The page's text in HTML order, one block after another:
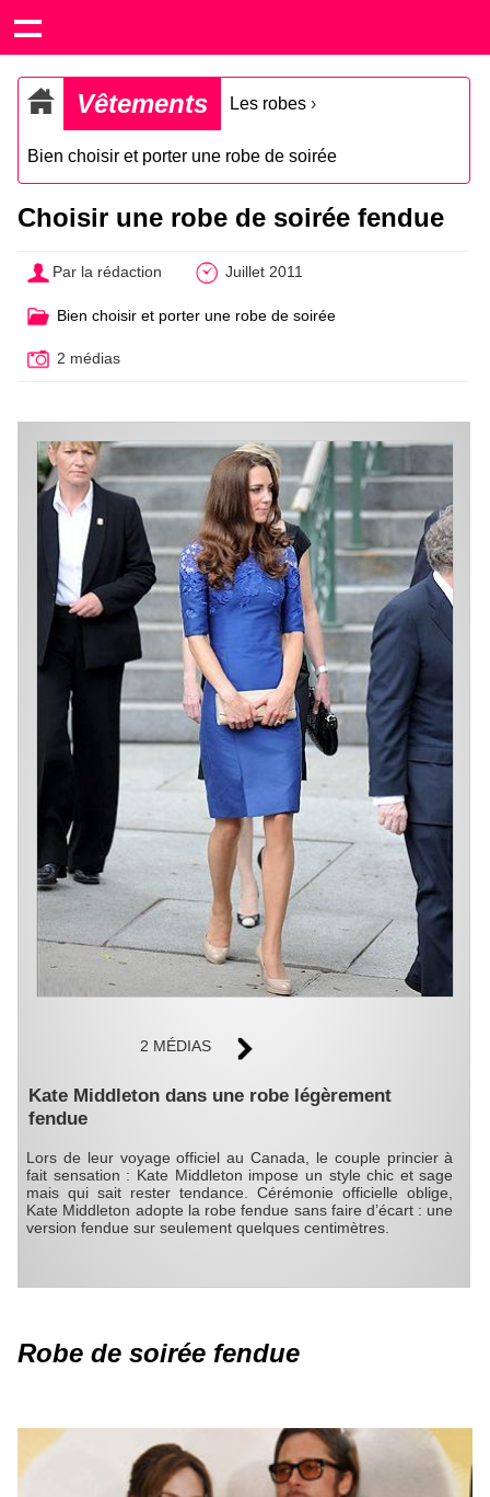
Vêtements Les robes ›
Bien choisir et porter une robe de soirée
Choisir une robe de soirée fendue
Par la rédaction Juillet 2011
Bien choisir et porter une robe de soirée
2 médias
2 MÉDIAS
Kate Middleton dans une robe légèrement
fendue
Lors de leur voyage officiel au Canada, le couple princier à
fait sensation : Kate Middleton impose un style chic et sage
mais qui sait rester tendance. Cérémonie officielle oblige,
Kate Middleton adopte la robe fendue sans faire d’écart : une
version fendue sur seulement quelques centimètres.
Robe de soirée fendue